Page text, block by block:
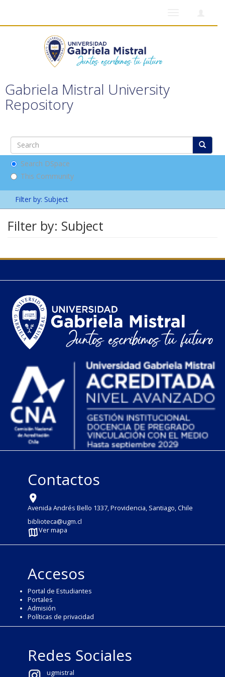
Gabriela Mistral University
Repository
Search DSpace
This Community
Filter by: Subject
Filter by: Subject
Contactos
Avenida Andrés Bello 1337, Providencia, Santiago, Chile
biblioteca@ugm.cl
Ver mapa
Accesos
Portal de Estudiantes
Portales
Admisión
Políticas de privacidad
Redes Sociales
ugmistral